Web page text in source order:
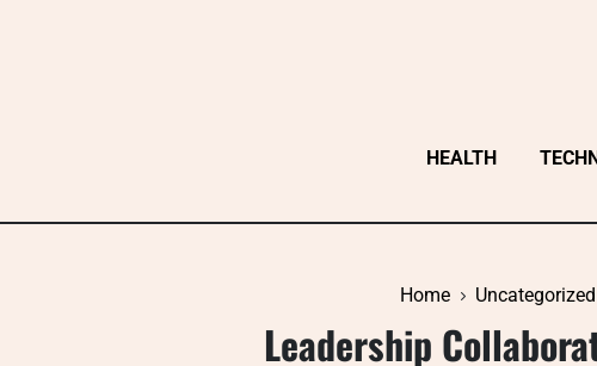
HEALTH
Home Uncategorized
Leadership